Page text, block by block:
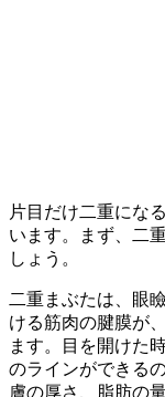
片目だけ二重にな
います。まず、二
しょう。
二重まぶたは、眼
ける筋肉の腱膜が
ます。目を開けた
のラインができる
膚の厚さ、脂肪の